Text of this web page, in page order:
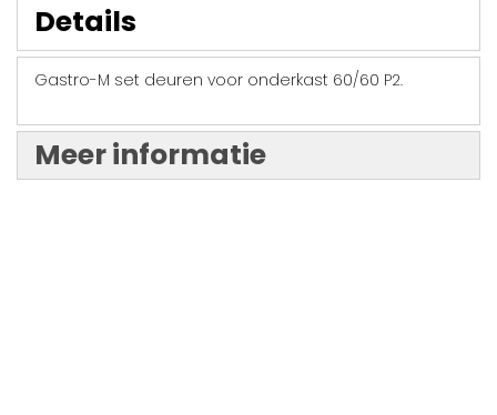
Details
Gastro-M set deuren voor onderkast 60/60 P2.
Meer informatie